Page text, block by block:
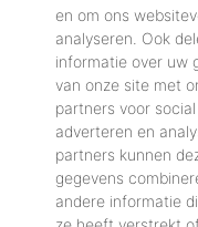
en om ons
analyseren. Ook
informatie over uw
van onze site met
partners voor
adverteren en
partners kunnen
gegevens
andere informatie
hoe u uw
letterlijk uw dromen
en laat u inspireren
oplossingen. Bekijk ze,
gevel, dak,
geven u